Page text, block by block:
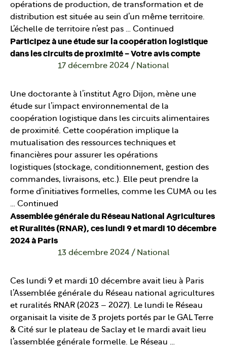
opérations de production, de transformation et de
distribution est située au sein d’un même territoire.
L’échelle de territoire n’est pas … Continued
Participez à une étude sur la coopération logistique
dans les circuits de proximité – Votre avis compte
17 décembre 2024 / National
Une doctorante à l’institut Agro Dijon, mène une
étude sur l’impact environnemental de la
coopération logistique dans les circuits alimentaires
de proximité. Cette coopération implique la
mutualisation des ressources techniques et
financières pour assurer les opérations
logistiques (stockage, conditionnement, gestion des
commandes, livraisons, etc.). Elle peut prendre la
forme d’initiatives formelles, comme les CUMA ou les
… Continued
Assemblée générale du Réseau National Agricultures
et Ruralités (RNAR), ces lundi 9 et mardi 10 décembre
2024 à Paris
13 décembre 2024 / National
Ces lundi 9 et mardi 10 décembre avait lieu à Paris
l’Assemblée générale du Réseau national agricultures
et ruralités RNAR (2023 – 2027). Le lundi le Réseau
organisait la visite de 3 projets portés par le GAL Terre
& Cité sur le plateau de Saclay et le mardi avait lieu
l’assemblée générale formelle. Le Réseau …